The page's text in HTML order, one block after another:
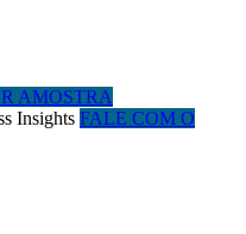
AMOSTRA
FALE COM O